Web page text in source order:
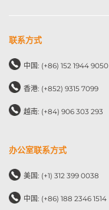
联系方式
中国: (+86) 152 1944 9050
香港: (+852) 9315 7099
越南: (+84) 906 303 293
办公室联系方式
美国: (+1) 312 399 0038
中国: (+86) 188 2346 1514